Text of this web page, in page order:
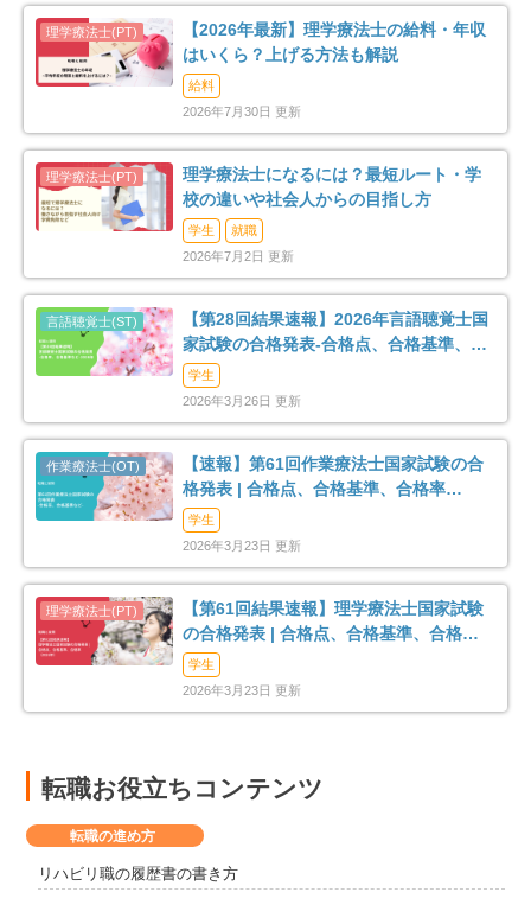
【2026年最新】理学療法士の給料・年収
はいくら？上げる方法も解説
給料
2026年7月30日 更新
理学療法士になるには？最短ルート・学
校の違いや社会人からの目指し方
学生
就職
2026年7月2日 更新
【第28回結果速報】2026年言語聴覚士国
家試験の合格発表-合格点、合格基準、合
格率など-
学生
2026年3月26日 更新
【速報】第61回作業療法士国家試験の合
格発表 | 合格点、合格基準、合格率
（2026年）
学生
2026年3月23日 更新
【第61回結果速報】理学療法士国家試験
の合格発表 | 合格点、合格基準、合格率
（2026年）
学生
2026年3月23日 更新
転職お役立ちコンテンツ
転職の進め方
リハビリ職の履歴書の書き方